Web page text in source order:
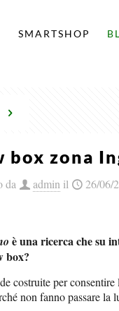
SMARTSHOP
box zona
da admin il 26/06/
è una ricerca che su
box?
costruite per
non fanno passare la